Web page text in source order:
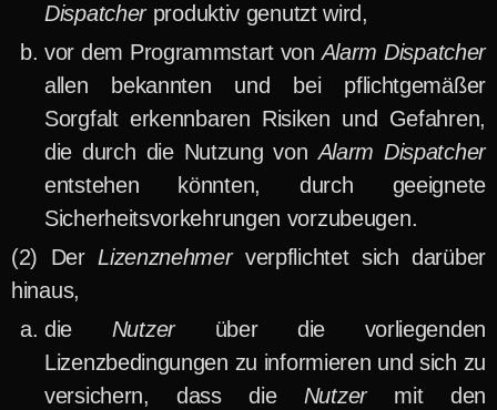
Dispatcher produktiv genutzt wird,
vor dem Programmstart vonAlarm Dispatcher
allen bekannten und bei pflichtgemäßer
Sorgfalt erkennbaren Risiken und Gefahren,
die durch die Nutzung vonAlarm Dispatcher
entstehen könnten, durch geeignete
Sicherheitsvorkehrungen vorzubeugen.
Der Lizenznehmerverpflichtet sich darüber
hinaus,
die Nutzerüber die vorliegenden
Lizenzbedingungen zu informieren und sich zu
versichern, dass die Nutzermit den